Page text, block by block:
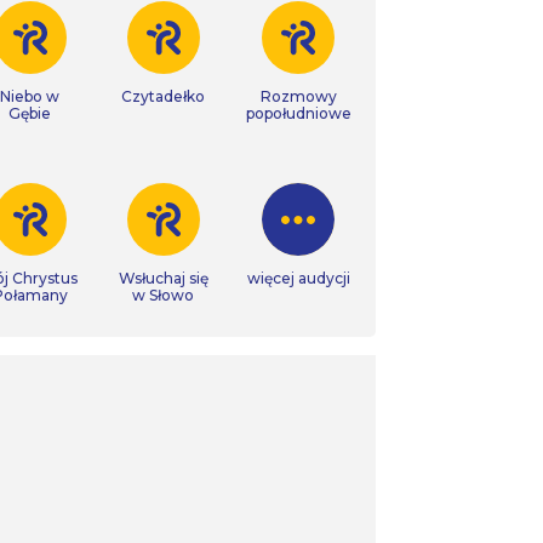
Niebo w
Gębie
Czytadełko
Rozmowy
popołudniowe
Chrystus
Wsłuchaj się
w Słowo
więcej audycji